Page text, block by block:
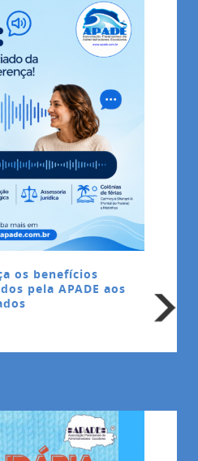
os benefícios
pela APADE aos